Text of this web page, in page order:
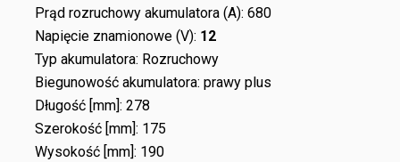
Prąd rozruchowy akumulatora (A): 680
Napięcie znamionowe (V): 12
Typ akumulatora: Rozruchowy
Biegunowość akumulatora: prawy plus
Długość [mm]: 278
Szerokość [mm]: 175
Wysokość [mm]: 190